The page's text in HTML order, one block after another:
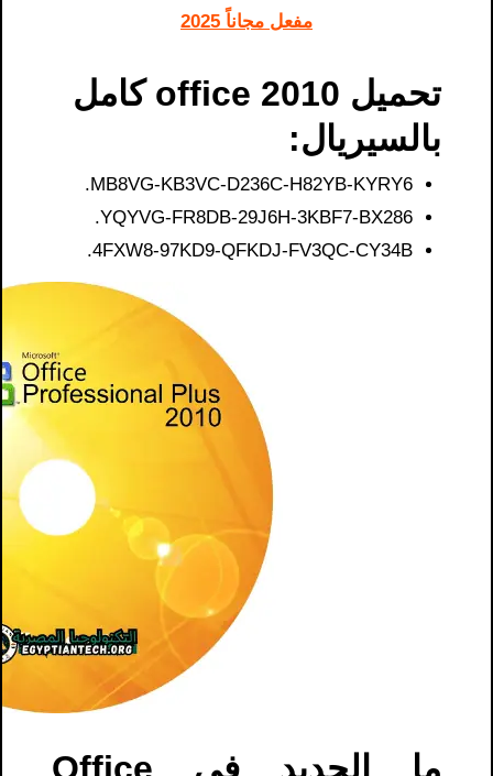
مفعل مجاناً 2025
تحميل office 2010 كامل
بالسيريال:
MB8VG-KB3VC-D236C-H82YB-KYRY6.
YQYVG-FR8DB-29J6H-3KBF7-BX286.
4FXW8-97KD9-QFKDJ-FV3QC-CY34B.
ما الجديد في Office